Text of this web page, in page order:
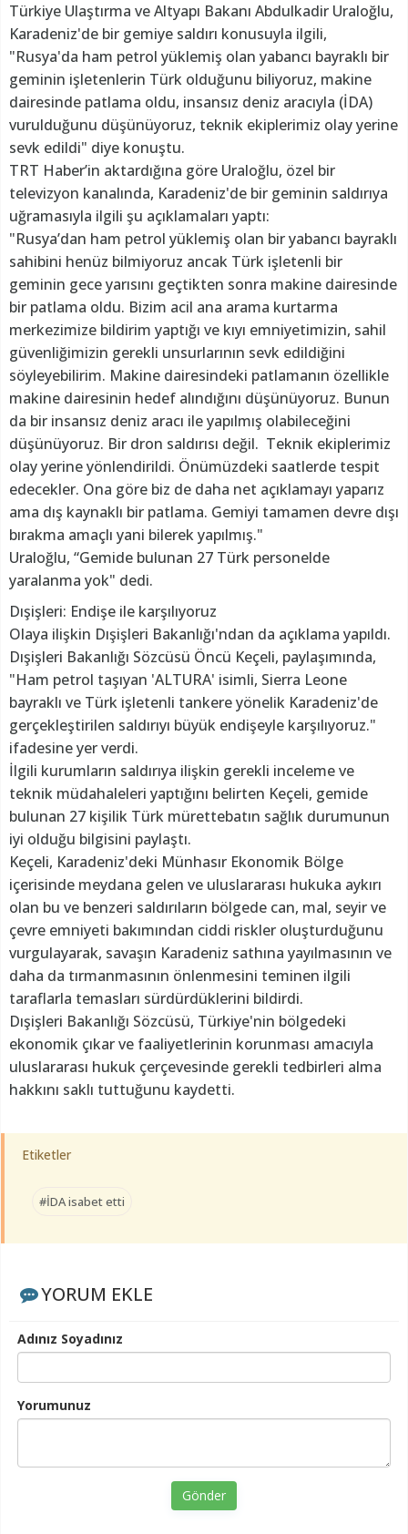
Türkiye Ulaştırma ve Altyapı Bakanı Abdulkadir Uraloğlu,
Karadeniz'de bir gemiye saldırı konusuyla ilgili,
"Rusya'da ham petrol yüklemiş olan yabancı bayraklı bir
geminin işletenlerin Türk olduğunu biliyoruz, makine
dairesinde patlama oldu, insansız deniz aracıyla (İDA)
vurulduğunu düşünüyoruz, teknik ekiplerimiz olay yerine
sevk edildi" diye konuştu.
TRT Haber’in aktardığına göre Uraloğlu, özel bir
televizyon kanalında, Karadeniz'de bir geminin saldırıya
uğramasıyla ilgili şu açıklamaları yaptı:
"Rusya’dan ham petrol yüklemiş olan bir yabancı bayraklı
sahibini henüz bilmiyoruz ancak Türk işletenli bir
geminin gece yarısını geçtikten sonra makine dairesinde
bir patlama oldu. Bizim acil ana arama kurtarma
merkezimize bildirim yaptığı ve kıyı emniyetimizin, sahil
güvenliğimizin gerekli unsurlarının sevk edildiğini
söyleyebilirim. Makine dairesindeki patlamanın özellikle
makine dairesinin hedef alındığını düşünüyoruz. Bunun
da bir insansız deniz aracı ile yapılmış olabileceğini
düşünüyoruz. Bir dron saldırısı değil. Teknik ekiplerimiz
olay yerine yönlendirildi. Önümüzdeki saatlerde tespit
edecekler. Ona göre biz de daha net açıklamayı yaparız
ama dış kaynaklı bir patlama. Gemiyi tamamen devre dışı
bırakma amaçlı yani bilerek yapılmış."
Uraloğlu, “Gemide bulunan 27 Türk personelde
yaralanma yok" dedi.
Dışişleri: Endişe ile karşılıyoruz
Olaya ilişkin Dışişleri Bakanlığı'ndan da açıklama yapıldı.
Dışişleri Bakanlığı Sözcüsü Öncü Keçeli, paylaşımında,
"Ham petrol taşıyan 'ALTURA' isimli, Sierra Leone
bayraklı ve Türk işletenli tankere yönelik Karadeniz'de
gerçekleştirilen saldırıyı büyük endişeyle karşılıyoruz."
ifadesine yer verdi.
İlgili kurumların saldırıya ilişkin gerekli inceleme ve
teknik müdahaleleri yaptığını belirten Keçeli, gemide
bulunan 27 kişilik Türk mürettebatın sağlık durumunun
iyi olduğu bilgisini paylaştı.
Keçeli, Karadeniz'deki Münhasır Ekonomik Bölge
içerisinde meydana gelen ve uluslararası hukuka aykırı
olan bu ve benzeri saldırıların bölgede can, mal, seyir ve
çevre emniyeti bakımından ciddi riskler oluşturduğunu
vurgulayarak, savaşın Karadeniz sathına yayılmasının ve
daha da tırmanmasının önlenmesini teminen ilgili
taraflarla temasları sürdürdüklerini bildirdi.
Dışişleri Bakanlığı Sözcüsü, Türkiye'nin bölgedeki
ekonomik çıkar ve faaliyetlerinin korunması amacıyla
uluslararası hukuk çerçevesinde gerekli tedbirleri alma
hakkını saklı tuttuğunu kaydetti.
Etiketler
#İDA isabet etti
YORUM EKLE
Adınız Soyadınız
Yorumunuz
Gönder